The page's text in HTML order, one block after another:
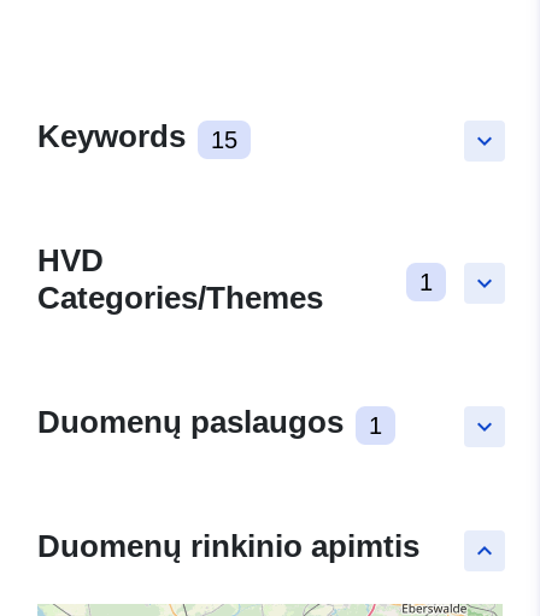
keyboard_arrow_down
Keywords 15
keyboard_arrow_down
HVD
Categories/Themes
1
keyboard_arrow_down
Duomenų paslaugos 1
keyboard_arrow_up
Duomenų rinkinio apimtis